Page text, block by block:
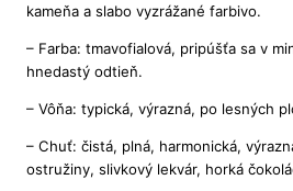
kameňa a slabo vyzrážané farbivo.
– Farba: tmavofialová, pripúšťa sa v
hnedastý odtieň.
– Vôňa: typická, výrazná, po lesných
– Chuť: čistá, plná, harmonická,
ostružiny, slivkový lekvár, horká